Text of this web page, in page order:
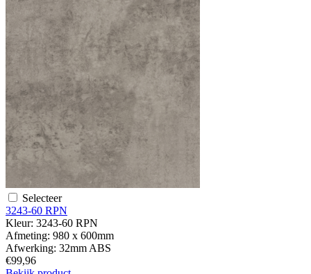
Selecteer
3243-60 RPN
Kleur: 3243-60 RPN
Afmeting: 980 x 600mm
Afwerking: 32mm ABS
€99,96